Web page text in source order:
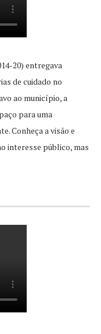
20) entregava
de cuidado no
ao município, a
para uma
Conheça a visão e
interesse público, mas